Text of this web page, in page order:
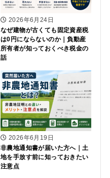
2026年6月24日
なぜ建物が古くても固定資産税
は0円にならないのか｜負動産
所有者が知っておくべき税金の
話
2026年6月19日
非農地通知書が届いた方へ｜土
地を手放す前に知っておきたい
注意点